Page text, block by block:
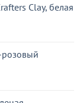
Clay, белая